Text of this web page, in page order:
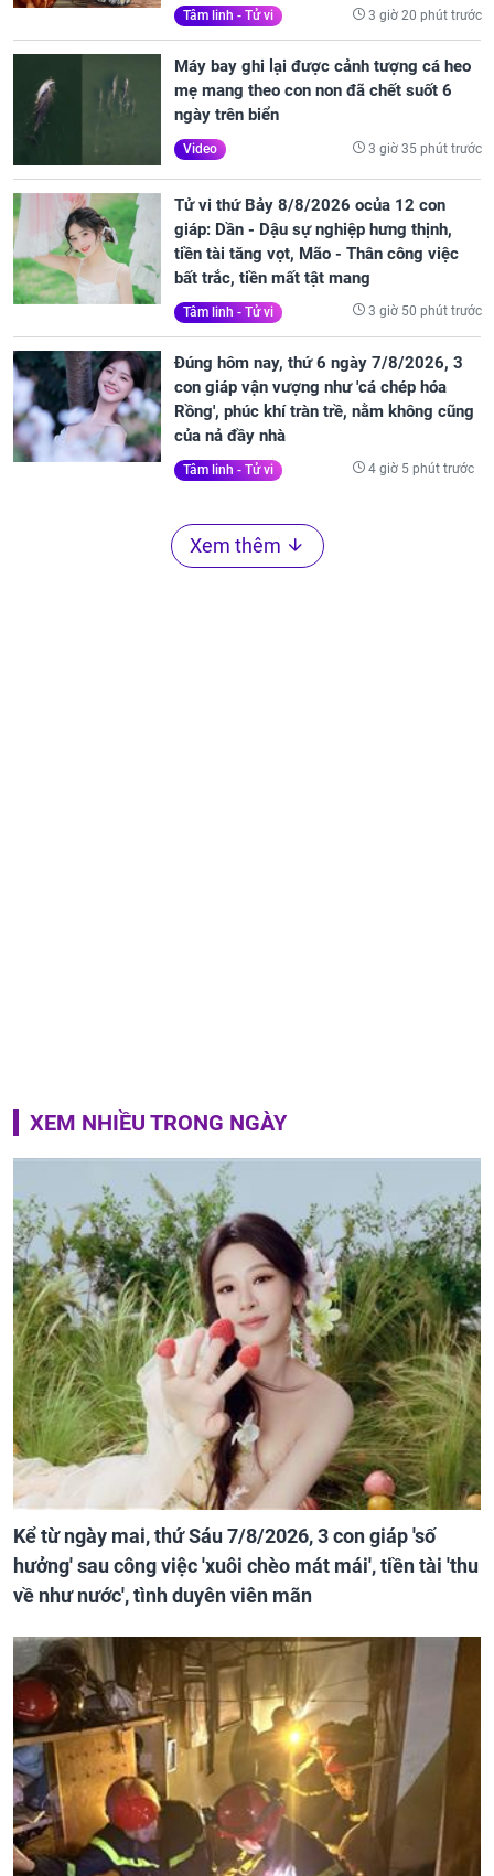
Tâm linh - Tử vi 3 giờ 20 phút trước
Máy bay ghi lại được cảnh tượng cá heo
mẹ mang theo con non đã chết suốt 6
ngày trên biển
Video 3 giờ 35 phút trước
Tử vi thứ Bảy 8/8/2026 ocủa 12 con
giáp: Dần - Dậu sự nghiệp hưng thịnh,
tiền tài tăng vọt, Mão - Thân công việc
bất trắc, tiền mất tật mang
Tâm linh - Tử vi 3 giờ 50 phút trước
Đúng hôm nay, thứ 6 ngày 7/8/2026, 3
con giáp vận vượng như 'cá chép hóa
Rồng', phúc khí tràn trề, nằm không cũng
của nả đầy nhà
Tâm linh - Tử vi 4 giờ 5 phút trước
Xem thêm
XEM NHIỀU TRONG NGÀY
Kể từ ngày mai, thứ Sáu 7/8/2026, 3 con giáp 'số
hưởng' sau công việc 'xuôi chèo mát mái', tiền tài 'thu
về như nước', tình duyên viên mãn